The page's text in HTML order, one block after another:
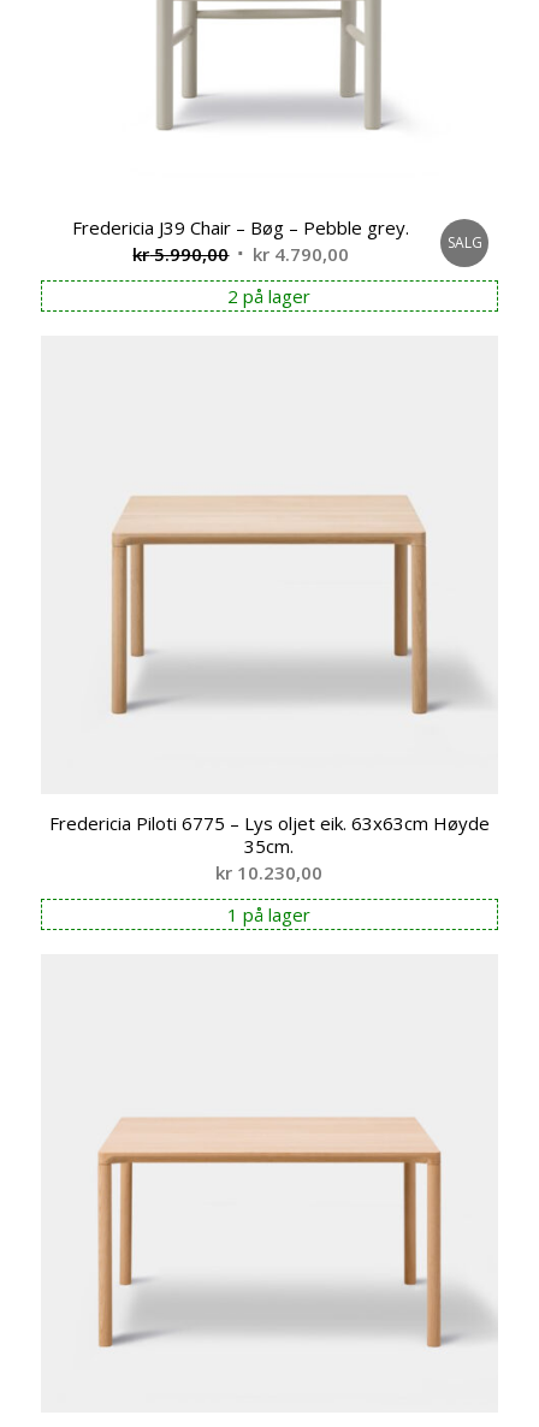
Fredericia J39 Chair – Bøg – Pebble grey.
kr5.990,00 Opprinnelig
pris
var:
kr 4.790,00 Nåværende
pris
er:
SALG
2 på lager
Fredericia Piloti 6775 – Lys oljet eik. 63x63cm Høyde
35cm.
kr 10.230,00
1 på lager